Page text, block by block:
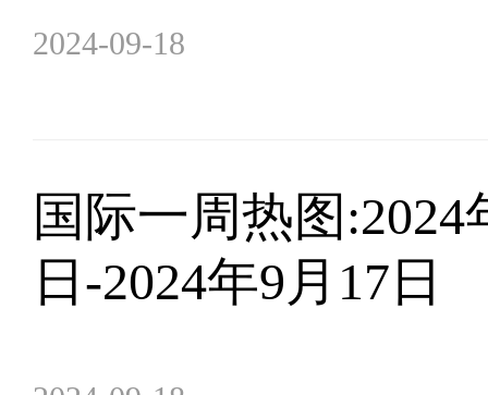
2024-09-18
国际一周热图:2024
日-2024年9月17日